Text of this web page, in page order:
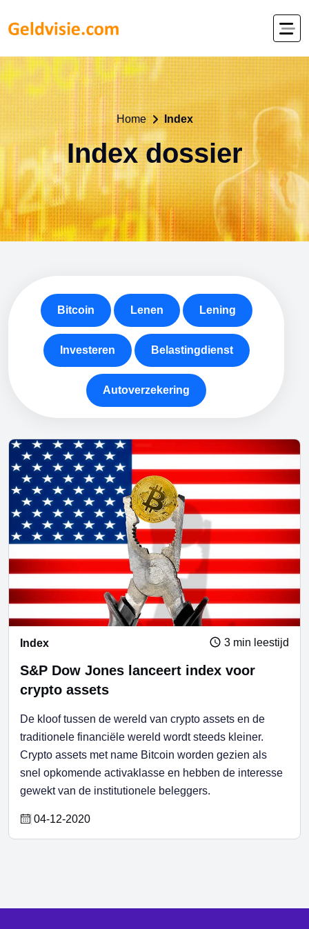
Home Index
Index dossier
Bitcoin Lenen Lening
Investeren Belastingdienst
Autoverzekering
Index 3 min leestijd
S&P Dow Jones lanceert index voor
crypto assets
De kloof tussen de wereld van crypto assets en de
traditionele financiële wereld wordt steeds kleiner.
Crypto assets met name Bitcoin worden gezien als
snel opkomende activaklasse en hebben de interesse
gewekt van de institutionele beleggers.
04-12-2020